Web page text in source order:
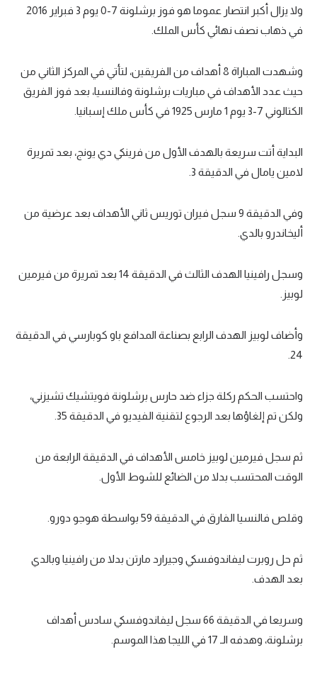
دوري أبطال أوروبا
القسم الثاني
أمم إفريقيا
كرة السلة الأمريكية
كرة سلة
كرة يد
الوطن العربي
رياضة نسائية
أقسام خاصة
ميركاتو
تقرير في الجول
تحليل في الجول
حكايات في الجول
كويز في الجول
فيديو في الجول
ولا يزال أكبر انتصار عموما هو فوز برشلونة 7-0 يوم 3 فبراير 2016
في ذهاب نصف نهائي كأس الملك.
وشهدت المباراة 8 أهداف من الفريقين، لتأتي في المركز الثاني من
حيث عدد الأهداف في مباريات برشلونة وفالنسيا، بعد فوز الفريق
الكتالوني 7-3 يوم 1 مارس 1925 في كأس ملك إسبانيا.
البداية أتت سريعة بالهدف الأول من فرينكي دي يونج، بعد تمريرة
لامين يامال في الدقيقة 3.
وفي الدقيقة 9 سجل فيران توريس ثاني الأهداف بعد عرضية من
أليخاندرو بالدي.
وسجل رافينيا الهدف الثالث في الدقيقة 14 بعد تمريرة من فيرمين
لوبيز.
وأضاف لوبيز الهدف الرابع بصناعة المدافع باو كوبارسي في الدقيقة
24.
واحتسب الحكم ركلة جزاء ضد حارس برشلونة فويتشيك تشيزني،
ولكن تم إلغاؤها بعد الرجوع لتقنية الفيديو في الدقيقة 35.
ثم سجل فيرمين لوبيز خامس الأهداف في الدقيقة الرابعة من
الوقت المحتسب بدلا من الضائع للشوط الأول.
وقلص فالنسيا الفارق في الدقيقة 59 بواسطة هوجو دورو.
ثم حل روبرت ليفاندوفسكي وجيرارد مارتن بدلا من رافينيا وبالدي
بعد الهدف.
وسريعا في الدقيقة 66 سجل ليفاندوفسكي سادس أهداف
برشلونة، وهدفه الـ 17 في الليجا هذا الموسم.